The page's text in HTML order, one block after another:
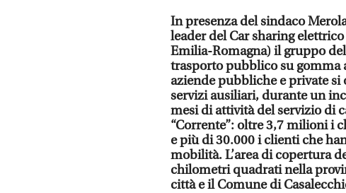
In presenza del sindaco
leader del Car sharing
Emilia-Romagna) il gruppo
trasporto pubblico su gomma
aziende pubbliche e private
servizi ausiliari, durante un
mesi di attività del servizio di
“Corrente”: oltre 3,7 milioni i
e più di 30.000 i clienti che
mobilità. L’area di copertura
chilometri quadrati nella
città e il Comune di